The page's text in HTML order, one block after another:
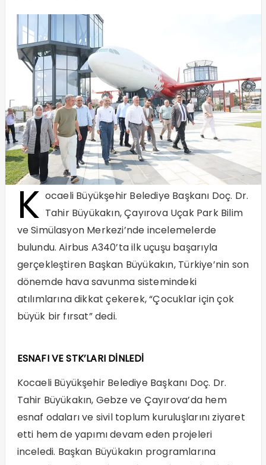
K ocaeli Büyükşehir Belediye Başkanı Doç. Dr.
Tahir Büyükakın, Çayırova Uçak Park Bilim
ve Simülasyon Merkezi’nde incelemelerde
bulundu. Airbus A340’ta ilk uçuşu başarıyla
gerçekleştiren Başkan Büyükakın, Türkiye’nin son
dönemde hava savunma sistemindeki
atılımlarına dikkat çekerek, “Çocuklar için çok
büyük bir fırsat” dedi.
ESNAFI VE STK’LARI DİNLEDİ
Kocaeli Büyükşehir Belediye Başkanı Doç. Dr.
Tahir Büyükakın, Gebze ve Çayırova’da hem
esnaf odaları ve sivil toplum kuruluşlarını ziyaret
etti hem de yapımı devam eden projeleri
inceledi. Başkan Büyükakın programlarına